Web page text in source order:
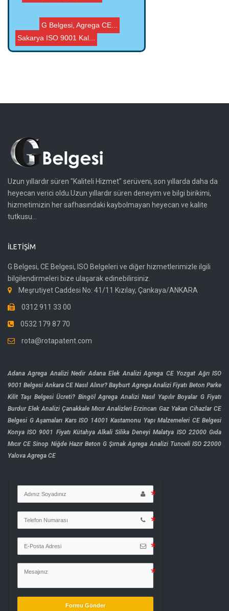
G Belgesi, Agrega CE...
Sakarya ISO 9001 Kal...
G Belgesi, Agrega CE...
Uzun yıllardır süren "Kaliteli Hizmet" serüveni, son yıllarda daha da
heyecan verici oldu.Uzun yıllardır süren deneyim ve bilgi birikimi,
hizmetimizin her safhasındaki kaybolmayan heyecan ve kalite
tutkusu...
İLETIŞIM
G Belgesi, CE Belgesi, ISO Belgeleri ve diğer hizmetlerimizle ilgili
bilgilendirmeleri bize ulaşarak edinebilirsiniz.
Meşrutiyet Caddesi No: 41/11 Kızılay, Çankaya/ANKARA
0312 911 33 00
0532 179 87 70
rota@rotapatent.com
Adana Agrega Analizi Nedir Adana Elek Analizi Agrega CE Yozgat Ağrı ISO
9001 Belgesi Ankara CE Nasıl Alınır? Bayburt Agrega Analizi Fiyatı Beton Parke
Kilit Taşı Belgesi Ücreti? Bingöl Agrega Analizi Nasıl Yapılır Boyalar G Fiyatı
Burdur Elek Analizi Çanakkale Mıcır Analizleri Erzincan Gaz Yakan Cihazlar CE
Belgesi G Aşamaları Kars ISO 14001 Kastamonu Yapı Malzemeleri CE Belgesi
Konya ISO 9001 Fiyatı Kütahya Alkali Silika Deneyi Malatya ISO 22000 Gıda
Mıcır CE Sinop Niğde Hazır Beton G Şırnak Agrega Analizi Tunceli ISO 22000
Yalova Agrega CE
Formu Gönder